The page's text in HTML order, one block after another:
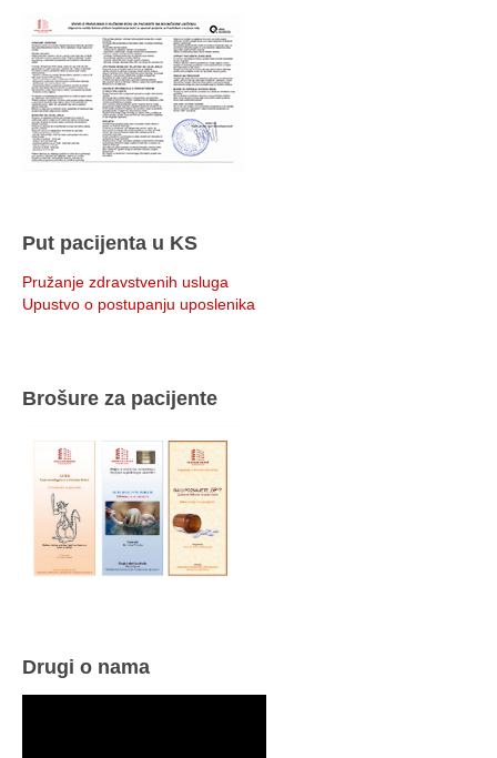
Put pacijenta u KS
Pružanje zdravstvenih usluga
Upustvo o postupanju uposlenika
Brošure za pacijente
Drugi o nama